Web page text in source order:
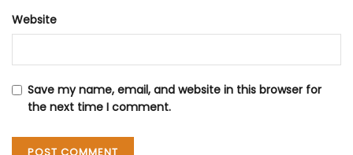
Website
Save my name, email, and website in this browser for
the next time I comment.